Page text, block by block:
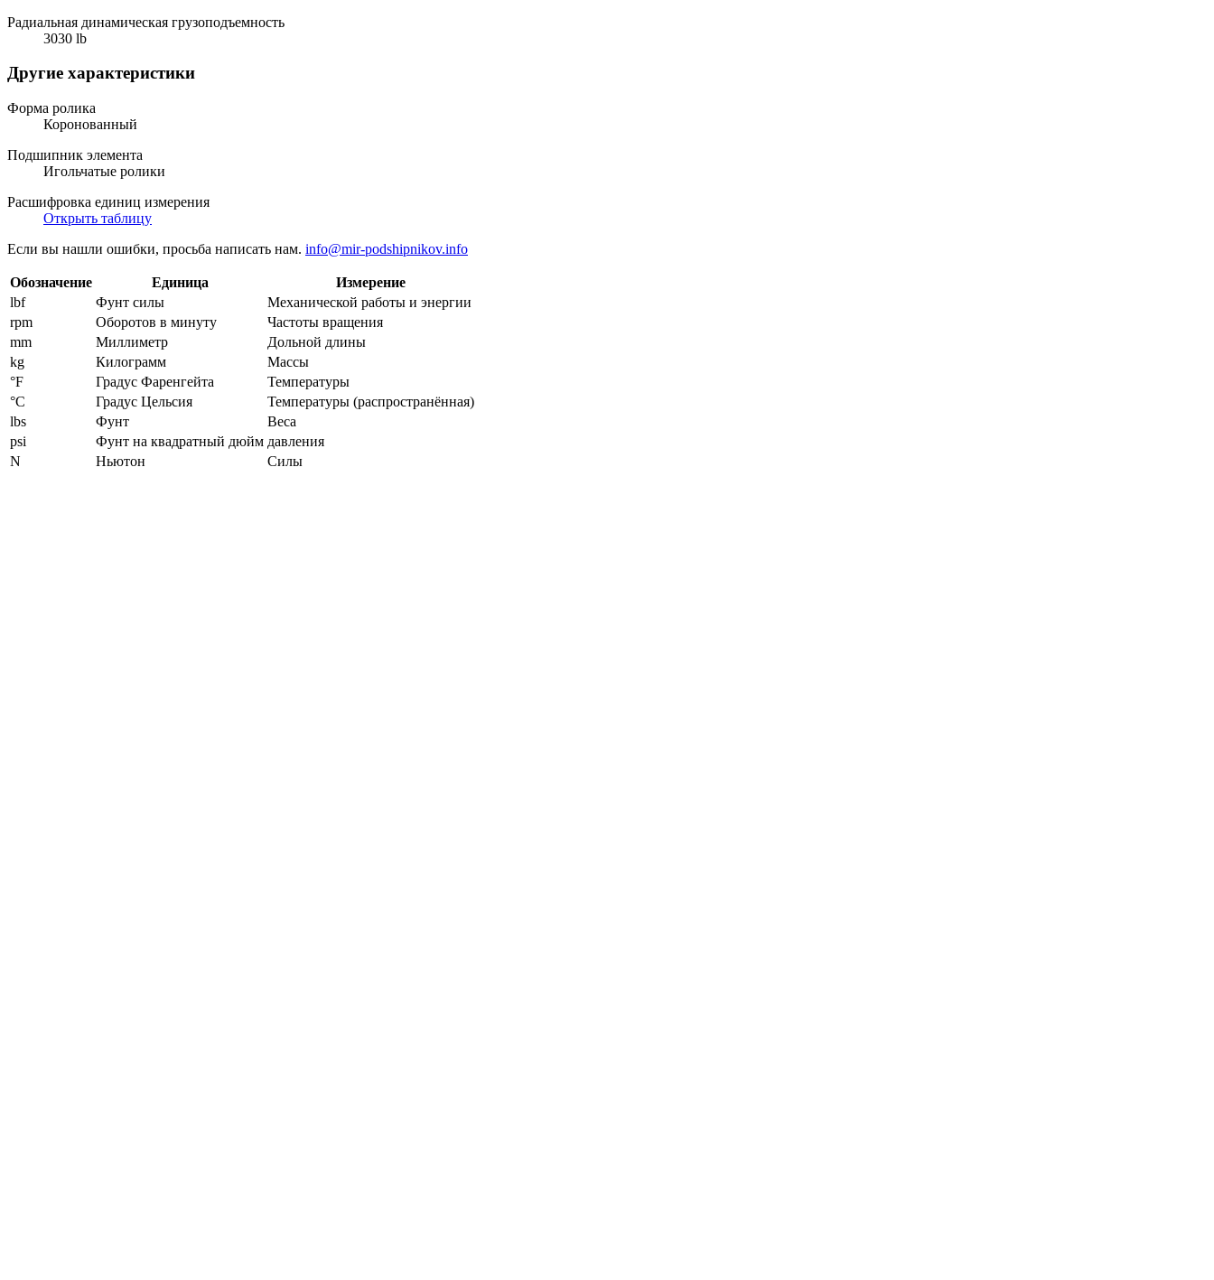
Радиальная динамическая грузоподъемность
3030 lb
Другие характеристики
Форма ролика
Коронованный
Подшипник элемента
Игольчатые ролики
Расшифровка единиц измерения
Открыть таблицу
Если вы нашли ошибки, просьба написать нам. info@mir-podshipnikov.info
Обозначение Единица
Измерение
lbf
Фунт силы
Механической работы и энергии
rpm
Оборотов в минуту
Частоты вращения
mm
Миллиметр
Дольной длины
kg
Килограмм
Массы
°F
Градус Фаренгейта
Температуры
°C
Градус Цельсия
Температуры (распространённая)
lbs
Фунт
Веса
psi
Фунт на квадратный дюйм давления
N
Ньютон Силы